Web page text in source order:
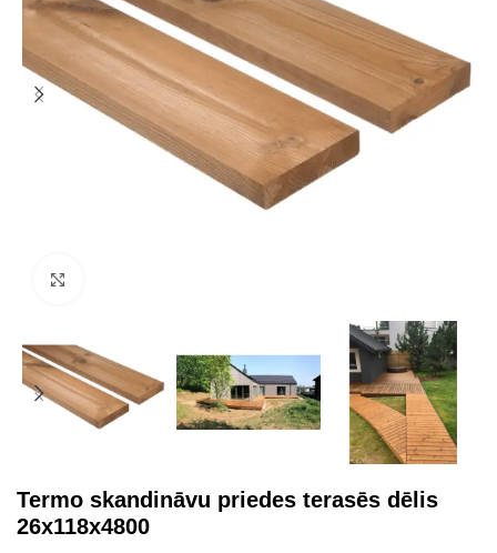
Termo skandināvu priedes terasēs dēlis
26x118x4800